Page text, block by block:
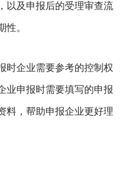
以及申报后的受理审查流
性。
时企业需要参考的控制权
业申报时需要填写的申报
料，帮助申报企业更好理